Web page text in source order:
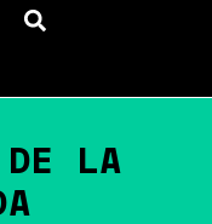
DE LA